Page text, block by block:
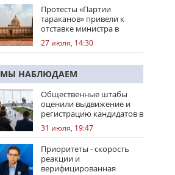
Протесты «Партии
тараканов» привели к
отставке министра в
Индии
27 июля, 14:30
МЫ НАБЛЮДАЕМ
Общественные штабы
оценили выдвижение и
регистрацию кандидатов в
регионах
31 июля, 19:47
Приоритеты - скорость
реакции и
верифицированная